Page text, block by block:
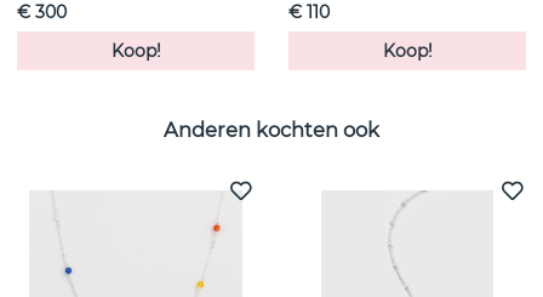
€ 300
Koop!
€ 110
Koop!
Anderen kochten ook